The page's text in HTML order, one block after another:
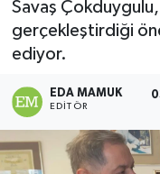
Savaş
gerçekleştirdiği
ediyor.
EDA MAMUK
EDITÖR